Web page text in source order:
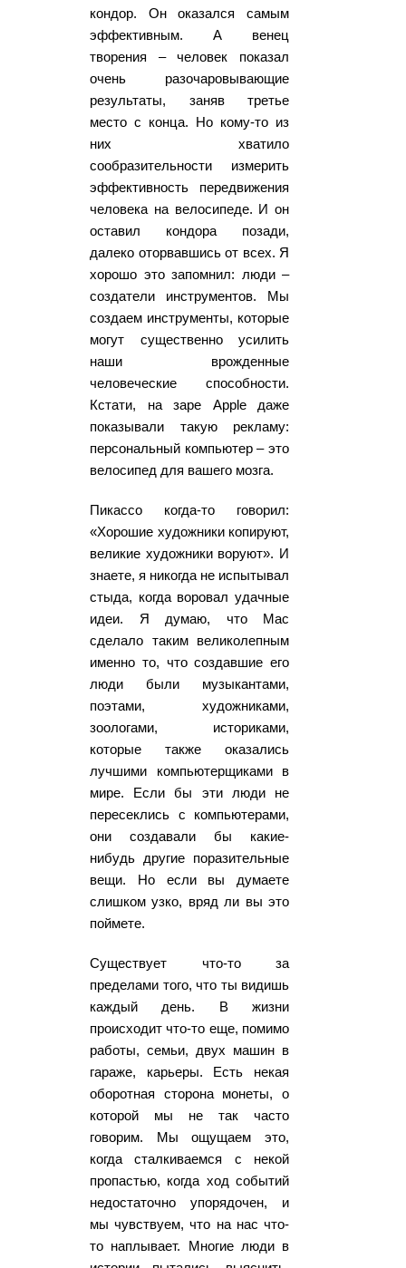
кондор. Он оказался самым
эффективным. А венец
творения – человек показал
очень разочаровывающие
результаты, заняв третье
место с конца. Но кому-то из
них хватило
сообразительности измерить
эффективность передвижения
человека на велосипеде. И он
оставил кондора позади,
далеко оторвавшись от всех. Я
хорошо это запомнил: люди –
создатели инструментов. Мы
создаем инструменты, которые
могут существенно усилить
наши врожденные
человеческие способности.
Кстати, на заре Apple даже
показывали такую рекламу:
персональный компьютер – это
велосипед для вашего мозга.
Пикассо когда-то говорил:
«Хорошие художники копируют,
великие художники воруют». И
знаете, я никогда не испытывал
стыда, когда воровал удачные
идеи. Я думаю, что Mac
сделало таким великолепным
именно то, что создавшие его
люди были музыкантами,
поэтами, художниками,
зоологами, историками,
которые также оказались
лучшими компьютерщиками в
мире. Если бы эти люди не
пересеклись с компьютерами,
они создавали бы какие-
нибудь другие поразительные
вещи. Но если вы думаете
слишком узко, вряд ли вы это
поймете.
Существует что-то за
пределами того, что ты видишь
каждый день. В жизни
происходит что-то еще, помимо
работы, семьи, двух машин в
гараже, карьеры. Есть некая
оборотная сторона монеты, о
которой мы не так часто
говорим. Мы ощущаем это,
когда сталкиваемся с некой
пропастью, когда ход событий
недостаточно упорядочен, и
мы чувствуем, что на нас что-
то наплывает. Многие люди в